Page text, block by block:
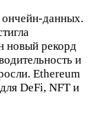
ончейн-данных.
новый рекорд
и
Ethereum
DeFi, NFT и